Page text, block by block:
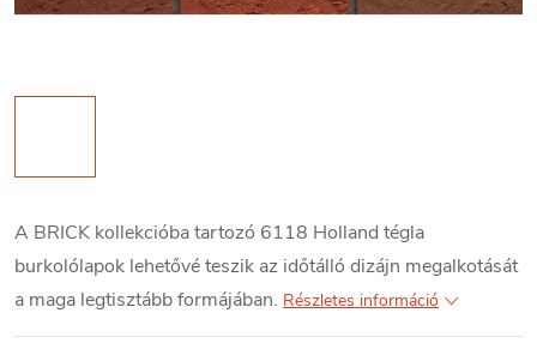
A BRICK kollekcióba tartozó 6118 Holland tégla
burkolólapok lehetővé teszik az időtálló dizájn megalkotását
a maga legtisztább formájában. Részletes információ